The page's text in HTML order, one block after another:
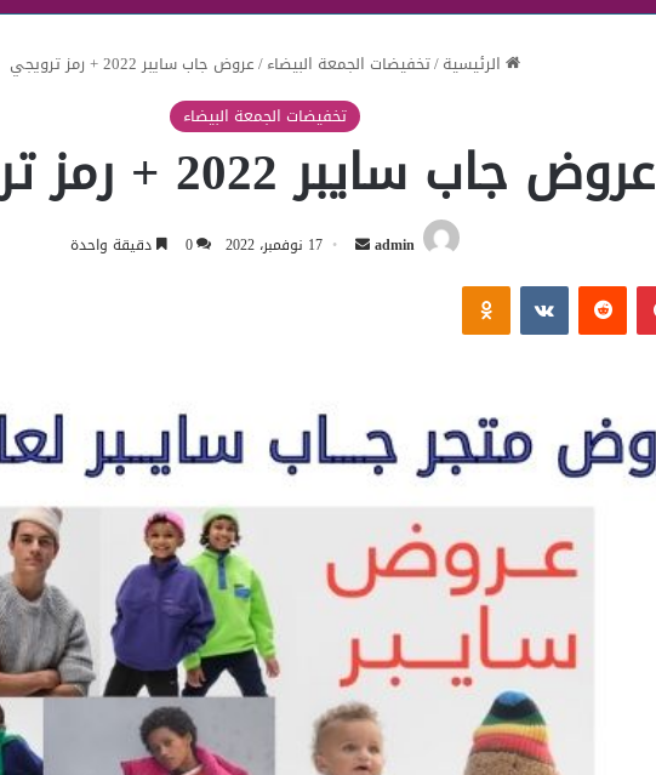
الرئيسية/تخفيضات الجمعة البيضاء/عروض جاب سايبر 2022 + رمز ترويجي
تخفيضات الجمعة البيضاء
عروض جاب سايبر 2022 + رمز ترويجي
admin
أرسل 17 نوفمبر، 2022 0 دقيقة واحدة
بينتيريست Odnoklassniki